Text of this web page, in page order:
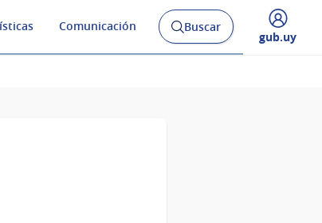
Comunicación
Abrir
buscador
Buscar
Desplegar
gub.uy